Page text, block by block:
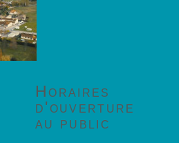
Horaires
d'ouverture
au public